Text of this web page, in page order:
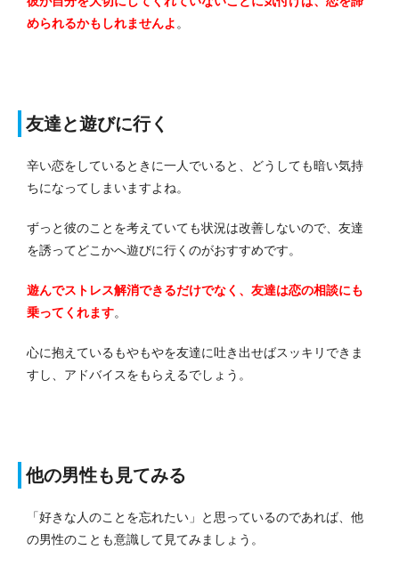
められるかもしれませんよ。
友達と遊びに行く
辛い恋をしているときに一人でいると、どうしても暗い気持
ちになってしまいますよね。
ずっと彼のことを考えていても状況は改善しないので、友達
を誘ってどこかへ遊びに行くのがおすすめです。
遊んでストレス解消できるだけでなく、友達は恋の相談にも
乗ってくれます。
心に抱えているもやもやを友達に吐き出せばスッキリできま
すし、アドバイスをもらえるでしょう。
他の男性も見てみる
「好きな人のことを忘れたい」と思っているのであれば、他
の男性のことも意識して見てみましょう。